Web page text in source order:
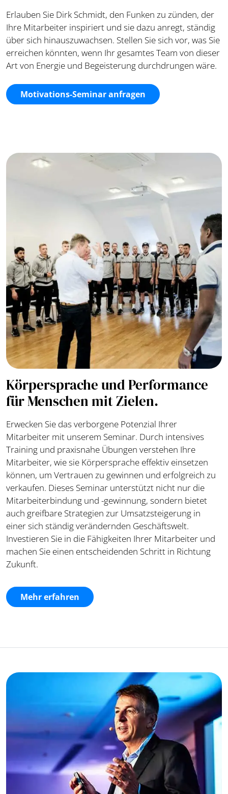
Erlauben Sie Dirk Schmidt, den Funken zu zünden, der
Ihre Mitarbeiter inspiriert und sie dazu anregt, ständig
über sich hinauszuwachsen. Stellen Sie sich vor, was Sie
erreichen könnten, wenn Ihr gesamtes Team von dieser
Art von Energie und Begeisterung durchdrungen wäre.
Motivations-Seminar anfragen
Körpersprache und Performance
für Menschen mit Zielen.
Erwecken Sie das verborgene Potenzial Ihrer
Mitarbeiter mit unserem Seminar. Durch intensives
Training und praxisnahe Übungen verstehen Ihre
Mitarbeiter, wie sie Körpersprache effektiv einsetzen
können, um Vertrauen zu gewinnen und erfolgreich zu
verkaufen. Dieses Seminar unterstützt nicht nur die
Mitarbeiterbindung und -gewinnung, sondern bietet
auch greifbare Strategien zur Umsatzsteigerung in
einer sich ständig verändernden Geschäftswelt.
Investieren Sie in die Fähigkeiten Ihrer Mitarbeiter und
machen Sie einen entscheidenden Schritt in Richtung
Zukunft.
Mehr erfahren